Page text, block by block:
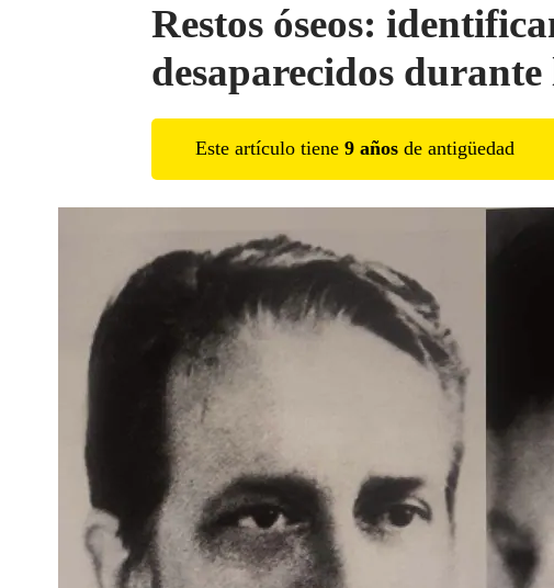
Restos óseos:
desaparecidos
Este artículo tiene 9 años de antigüedad